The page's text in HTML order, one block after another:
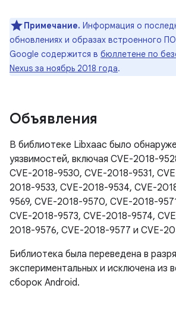
Примечание. Информация о
обновлениях и образах встроенного
Google содержится в бюллетене по
Nexus за ноябрь 2018 года.
Объявления
В библиотеке Libxaac было
уязвимостей, включая CVE-2018-
CVE-2018-9530, CVE-2018-9531,
2018-9533, CVE-2018-9534, CVE-
9569, CVE-2018-9570, CVE-2018-
CVE-2018-9573, CVE-2018-9574,
2018-9576, CVE-2018-9577 и CVE-
Библиотека была переведена в
экспериментальных и исключена из
сборок Android.